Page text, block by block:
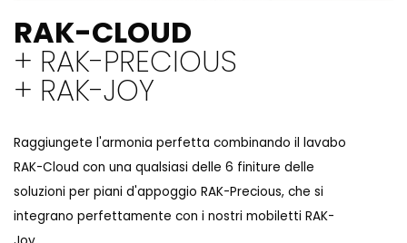
RAK-CLOUD
+ RAK-PRECIOUS
+ RAK-JOY
Raggiungete l'armonia perfetta combinando il lavabo
RAK-Cloud con una qualsiasi delle 6 finiture delle
soluzioni per piani d'appoggio RAK-Precious, che si
integrano perfettamente con i nostri mobiletti RAK-